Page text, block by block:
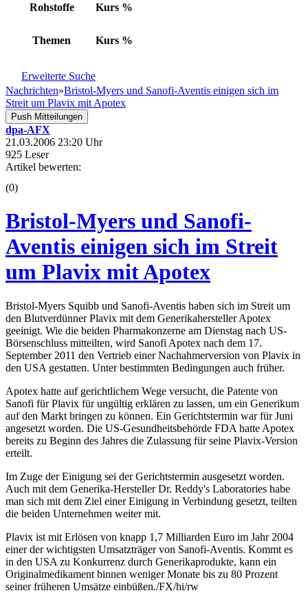
Rohstoffe Kurs %
Themen Kurs %
Erweiterte Suche
Nachrichten»Bristol-Myers und Sanofi-Aventis einigen sich im
Streit um Plavix mit Apotex
Push Mitteilungen
dpa-AFX
21.03.2006 23:20 Uhr
925 Leser
Artikel bewerten:
(0)
Bristol-Myers und Sanofi-
Aventis einigen sich im Streit
um Plavix mit Apotex
Bristol-Myers Squibb und Sanofi-Aventis haben sich im Streit um
den Blutverdünner Plavix mit dem Generikahersteller Apotex
geeinigt. Wie die beiden Pharmakonzerne am Dienstag nach US-
Börsenschluss mitteilten, wird Sanofi Apotex nach dem 17.
September 2011 den Vertrieb einer Nachahmerversion von Plavix in
den USA gestatten. Unter bestimmten Bedingungen auch früher.
Apotex hatte auf gerichtlichem Wege versucht, die Patente von
Sanofi für Plavix für ungültig erklären zu lassen, um ein Generikum
auf den Markt bringen zu können. Ein Gerichtstermin war für Juni
angesetzt worden. Die US-Gesundheitsbehörde FDA hatte Apotex
bereits zu Beginn des Jahres die Zulassung für seine Plavix-Version
erteilt.
Im Zuge der Einigung sei der Gerichtstermin ausgesetzt worden.
Auch mit dem Generika-Hersteller Dr. Reddy's Laboratories habe
man sich mit dem Ziel einer Einigung in Verbindung gesetzt, teilten
die beiden Unternehmen weiter mit.
Plavix ist mit Erlösen von knapp 1,7 Milliarden Euro im Jahr 2004
einer der wichtigsten Umsatzträger von Sanofi-Aventis. Kommt es
in den USA zu Konkurrenz durch Generikaprodukte, kann ein
Originalmedikament binnen weniger Monate bis zu 80 Prozent
seiner früheren Umsätze einbüßen./FX/hi/rw